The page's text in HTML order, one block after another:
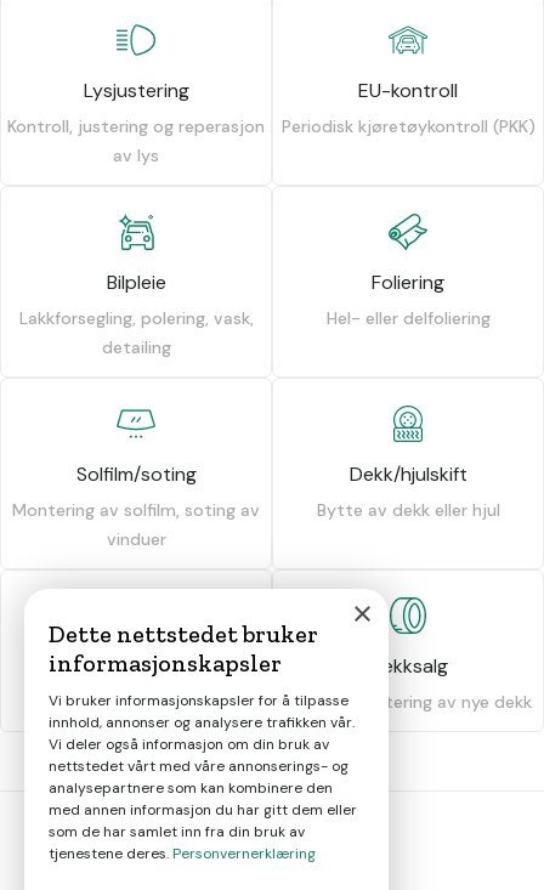
Lysjustering
Kontroll, justering og reperasjon
av lys
EU-kontroll
Periodisk kjøretøykontroll (PKK)
Bilpleie
Lakkforsegling, polering, vask,
detailing
Foliering
Hel- eller delfoliering
Solfilm/soting
Montering av solfilm, soting av
vinduer
Dekk/hjulskift
Bytte av dekk eller hjul
Dekkhotell
Oppbevaring av dekk
Dekksalg
Salg og montering av nye dekk
smart
×
Dette nettstedet bruker
informasjonskapsler
Vi bruker informasjonskapsler for å tilpasse
innhold, annonser og analysere trafikken vår.
Vi deler også informasjon om din bruk av
nettstedet vårt med våre annonserings- og
analysepartnere som kan kombinere den
med annen informasjon du har gitt dem eller
som de har samlet inn fra din bruk av
tjenestene deres.Personvernerklæring